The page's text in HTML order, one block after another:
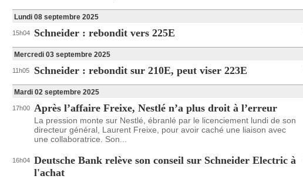
Lundi 08 septembre 2025
15h04 Schneider : rebondit vers 225E
Mercredi 03 septembre 2025
11h05 Schneider : rebondit sur 210E, peut viser 223E
Mardi 02 septembre 2025
17h00 Après l’affaire Freixe, Nestlé n’a plus droit à l’erreur
La pression monte sur Nestlé, ébranlé par le licenciement lundi de son
directeur général, Laurent Freixe, pour avoir caché une liaison avec
une collaboratrice. Son...
16h04 Deutsche Bank relève son conseil sur Schneider Electric à
l'achat